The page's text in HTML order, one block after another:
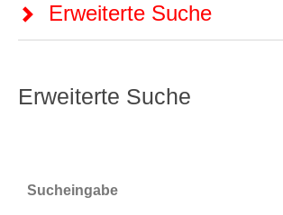
Erweiterte Suche
Erweiterte Suche
Sucheingabe